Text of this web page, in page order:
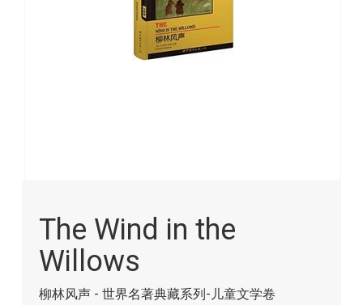
the
beginning
images
The Wind in the
Willows
柳林风声 - 世界名著典藏系列-儿童文学卷